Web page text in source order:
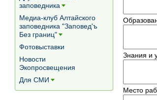
Знания и
Место
заповедника
Медиа-клуб Алтайского
заповедника "Заповед'ъ
Без границ"
Фотовыставки
Новости
Экопросвещения
Для СМИ